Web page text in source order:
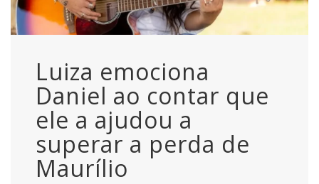
Luiza emociona
Daniel ao contar que
ele a ajudou a
superar a perda de
Maurílio